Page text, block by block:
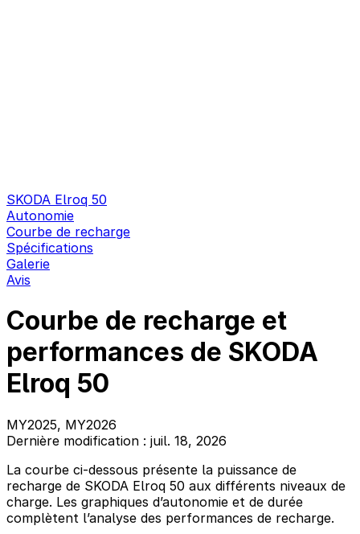
SKODA Elroq 50
Autonomie
Courbe de recharge
Spécifications
Galerie
Avis
Courbe de recharge et
performances de SKODA
Elroq 50
MY2025, MY2026
Dernière modification : juil. 18, 2026
La courbe ci-dessous présente la puissance de
recharge de SKODA Elroq 50 aux différents niveaux de
charge. Les graphiques d’autonomie et de durée
complètent l’analyse des performances de recharge.